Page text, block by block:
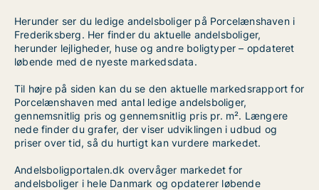
Herunder ser du ledige andelsboliger på Porcelænshaven i
Frederiksberg. Her finder du aktuelle andelsboliger,
herunder lejligheder, huse og andre boligtyper – opdateret
løbende med de nyeste markedsdata.
Til højre på siden kan du se den aktuelle markedsrapport for
Porcelænshaven med antal ledige andelsboliger,
gennemsnitlig pris og gennemsnitlig pris pr. m². Længere
nede finder du grafer, der viser udviklingen i udbud og
priser over tid, så du hurtigt kan vurdere markedet.
Andelsboligportalen.dk overvåger markedet for
andelsboliger i hele Danmark og opdaterer løbende